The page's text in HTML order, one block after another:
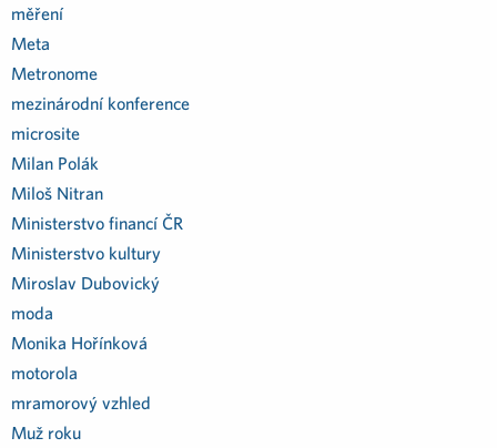
měření
Meta
Metronome
mezinárodní konference
microsite
Milan Polák
Miloš Nitran
Ministerstvo financí ČR
Ministerstvo kultury
Miroslav Dubovický
moda
Monika Hořínková
motorola
mramorový vzhled
Muž roku